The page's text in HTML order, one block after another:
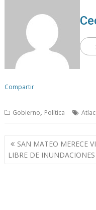
Compartir
Gobierno, Política
N
a
v
SAN MATEO MERECE
LIBRE DE INUNDACIONES